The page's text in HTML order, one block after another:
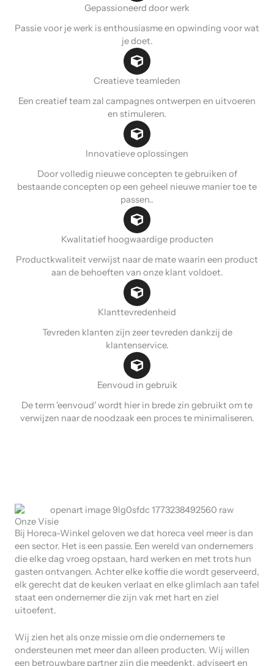
Gepassioneerd door werk
Passie voor je werk is enthousiasme en opwinding voor wat
je doet.
Creatieve teamleden
Een creatief team zal campagnes ontwerpen en uitvoeren
en stimuleren.
Innovatieve oplossingen
Door volledig nieuwe concepten te gebruiken of
bestaande concepten op een geheel nieuwe manier toe te
passen..
Kwalitatief hoogwaardige producten
Productkwaliteit verwijst naar de mate waarin een product
aan de behoeften van onze klant voldoet.
Klanttevredenheid
Tevreden klanten zijn zeer tevreden dankzij de
klantenservice.
Eenvoud in gebruik
De term 'eenvoud' wordt hier in brede zin gebruikt om te
verwijzen naar de noodzaak een proces te minimaliseren.
Onze Visie
Bij Horeca-Winkel geloven we dat horeca veel meer is dan
een sector. Het is een passie. Een wereld van ondernemers
die elke dag vroeg opstaan, hard werken en met trots hun
gasten ontvangen. Achter elke koffie die wordt geserveerd,
elk gerecht dat de keuken verlaat en elke glimlach aan tafel
staat een ondernemer die zijn vak met hart en ziel
uitoefent.
Wij zien het als onze missie om die ondernemers te
ondersteunen met meer dan alleen producten. Wij willen
een betrouwbare partner zijn die meedenkt, adviseert en